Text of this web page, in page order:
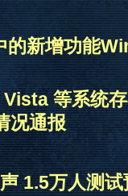
新增功能
等系统
况通报
1.5万人测